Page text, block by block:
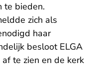
te bieden.
zich als
haar
besloot ELGA
te zien en de kerk